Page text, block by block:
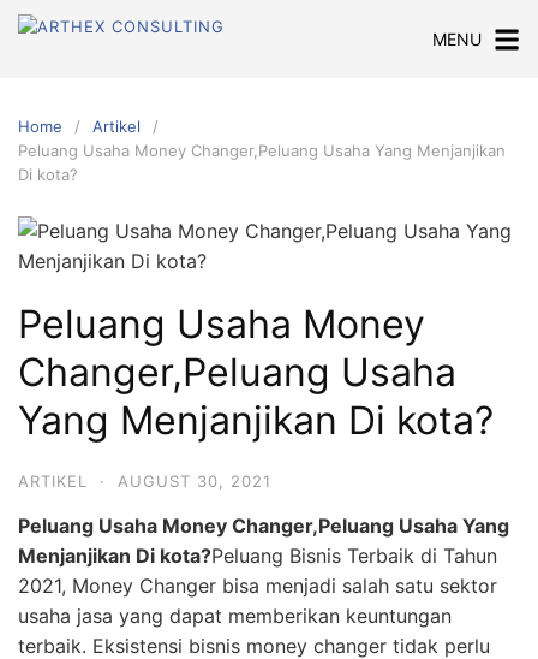
Skip
MENU
Home
Artikel
Peluang Usaha Money Changer,Peluang Usaha Yang Menjanjikan
Di kota?
Peluang Usaha Money
Changer,Peluang Usaha
Yang Menjanjikan Di kota?
ARTIKEL · AUGUST 30, 2021
Peluang Usaha Money Changer,Peluang Usaha Yang
Menjanjikan Di kota?Peluang Bisnis Terbaik di Tahun
2021, Money Changer bisa menjadi salah satu sektor
usaha jasa yang dapat memberikan keuntungan
terbaik. Eksistensi bisnis money changer tidak perlu